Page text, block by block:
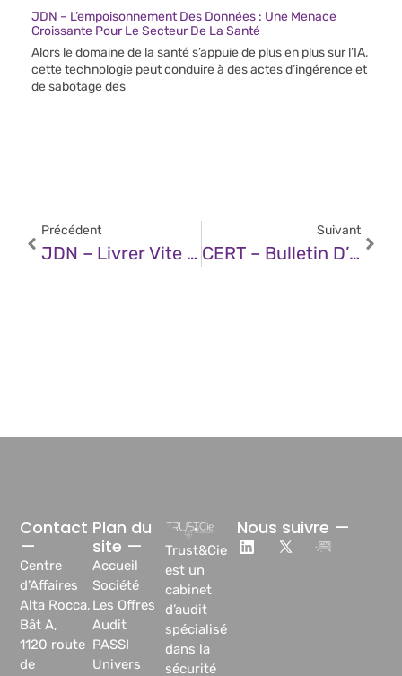
JDN – L’empoisonnement Des Données : Une Menace
Croissante Pour Le Secteur De La Santé
Alors le domaine de la santé s’appuie de plus en plus sur l’IA,
cette technologie peut conduire à des actes d’ingérence et
de sabotage des
Précédent
JDN – Livrer Vite Et En Toute Sécurité : Comment L’IA Transforme La Cadence En Confiance
Suivant
CERT – Bulletin D’actualité CERTFR-2025-ACT-052 (01 Décembre 2025)
Trust&Cie
est un
cabinet
d’audit
spécialisé
dans la
sécurité
Plan du
site —
Accueil
Société
Les Offres
Audit
PASSI
Univers
Contact
—
Centre
d’Affaires
Alta Rocca,
Bât A,
1120 route
de
Nous suivre —